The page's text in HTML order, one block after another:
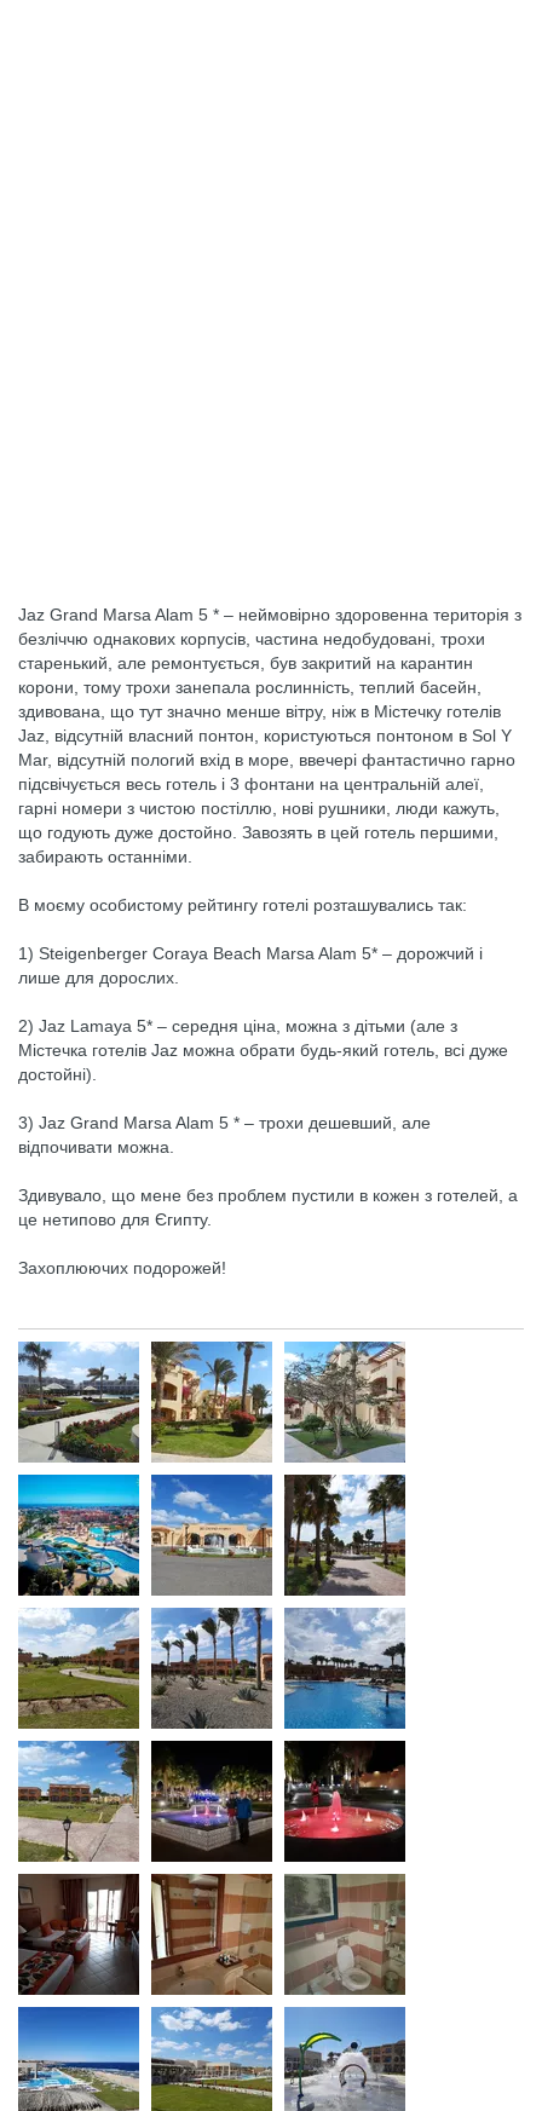
Jaz Grand Marsa Alam 5 * – неймовірно здоровенна територія з
безліччю однакових корпусів, частина недобудовані, трохи
старенький, але ремонтується, був закритий на карантин
корони, тому трохи занепала рослинність, теплий басейн,
здивована, що тут значно менше вітру, ніж в Містечку готелів
Jaz, відсутній власний понтон, користуються понтоном в Sol Y
Mar, відсутній пологий вхід в море, ввечері фантастично гарно
підсвічується весь готель і 3 фонтани на центральній алеї,
гарні номери з чистою постіллю, нові рушники, люди кажуть,
що годують дуже достойно. Завозять в цей готель першими,
забирають останніми.
В моєму особистому рейтингу готелі розташувались так:
1) Steigenberger Coraya Beach Marsa Alam 5* – дорожчий і
лише для дорослих.
2) Jaz Lamaya 5* – середня ціна, можна з дітьми (але з
Містечка готелів Jaz можна обрати будь-який готель, всі дуже
достойні).
3) Jaz Grand Marsa Alam 5 * – трохи дешевший, але
відпочивати можна.
Здивувало, що мене без проблем пустили в кожен з готелей, а
це нетипово для Єгипту.
Захоплюючих подорожей!